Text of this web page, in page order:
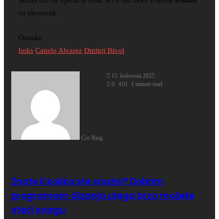
za oporavak.
Oznake
boks Canelo Alvarez Dmitrij Bivol
Cro Ring
12. kolovoza 2025.
0 410 1 minute read
Znate li koliko ste snažni? Dobrim
programom dizanja utega brzo možete
steći snagu